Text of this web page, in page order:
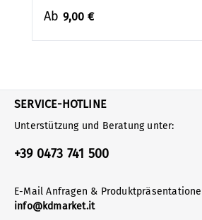
Ab 9,00 €
SERVICE-HOTLINE
Unterstützung und Beratung unter:
+39 0473 741 500
E-Mail Anfragen &
info@kdmarket.it